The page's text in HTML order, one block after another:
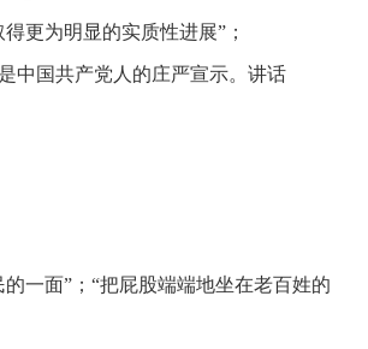
更为明显的实质性进展”；
中国共产党人的庄严宣示。讲话
一面”；“把屁股端端地坐在老百姓的